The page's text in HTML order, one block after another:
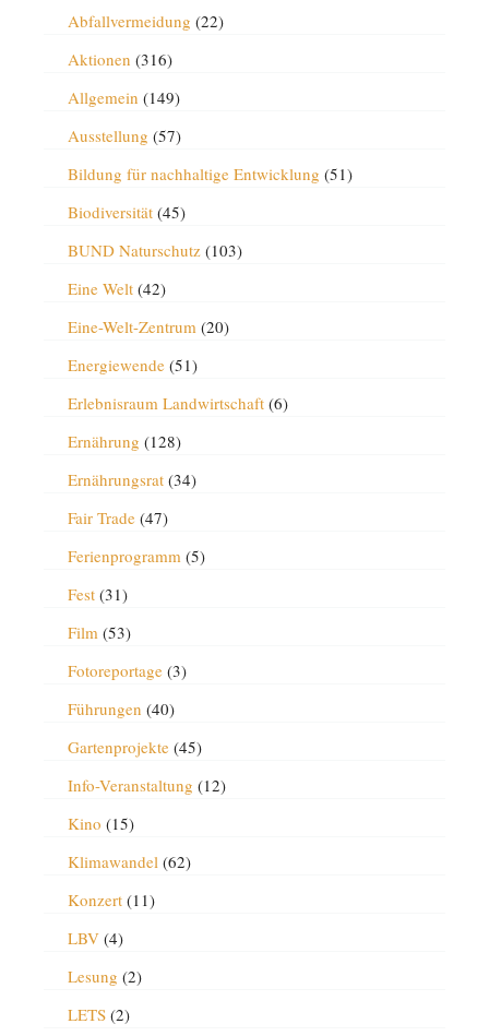
Abfallvermeidung (22)
Aktionen (316)
Allgemein (149)
Ausstellung (57)
Bildung für nachhaltige Entwicklung (51)
Biodiversität(45)
BUND Naturschutz(103)
Eine Welt(42)
Eine-Welt-Zentrum(20)
Energiewende(51)
Erlebnisraum Landwirtschaft(6)
Ernährung (128)
Ernährungsrat(34)
Fair Trade(47)
Ferienprogramm(5)
Fest(31)
Film(53)
Fotoreportage(3)
Führungen (40)
Gartenprojekte(45)
Info-Veranstaltung (12)
Kino (15)
Klimawandel(62)
Konzert(11)
LBV(4)
Lesung (2)
LETS(2)